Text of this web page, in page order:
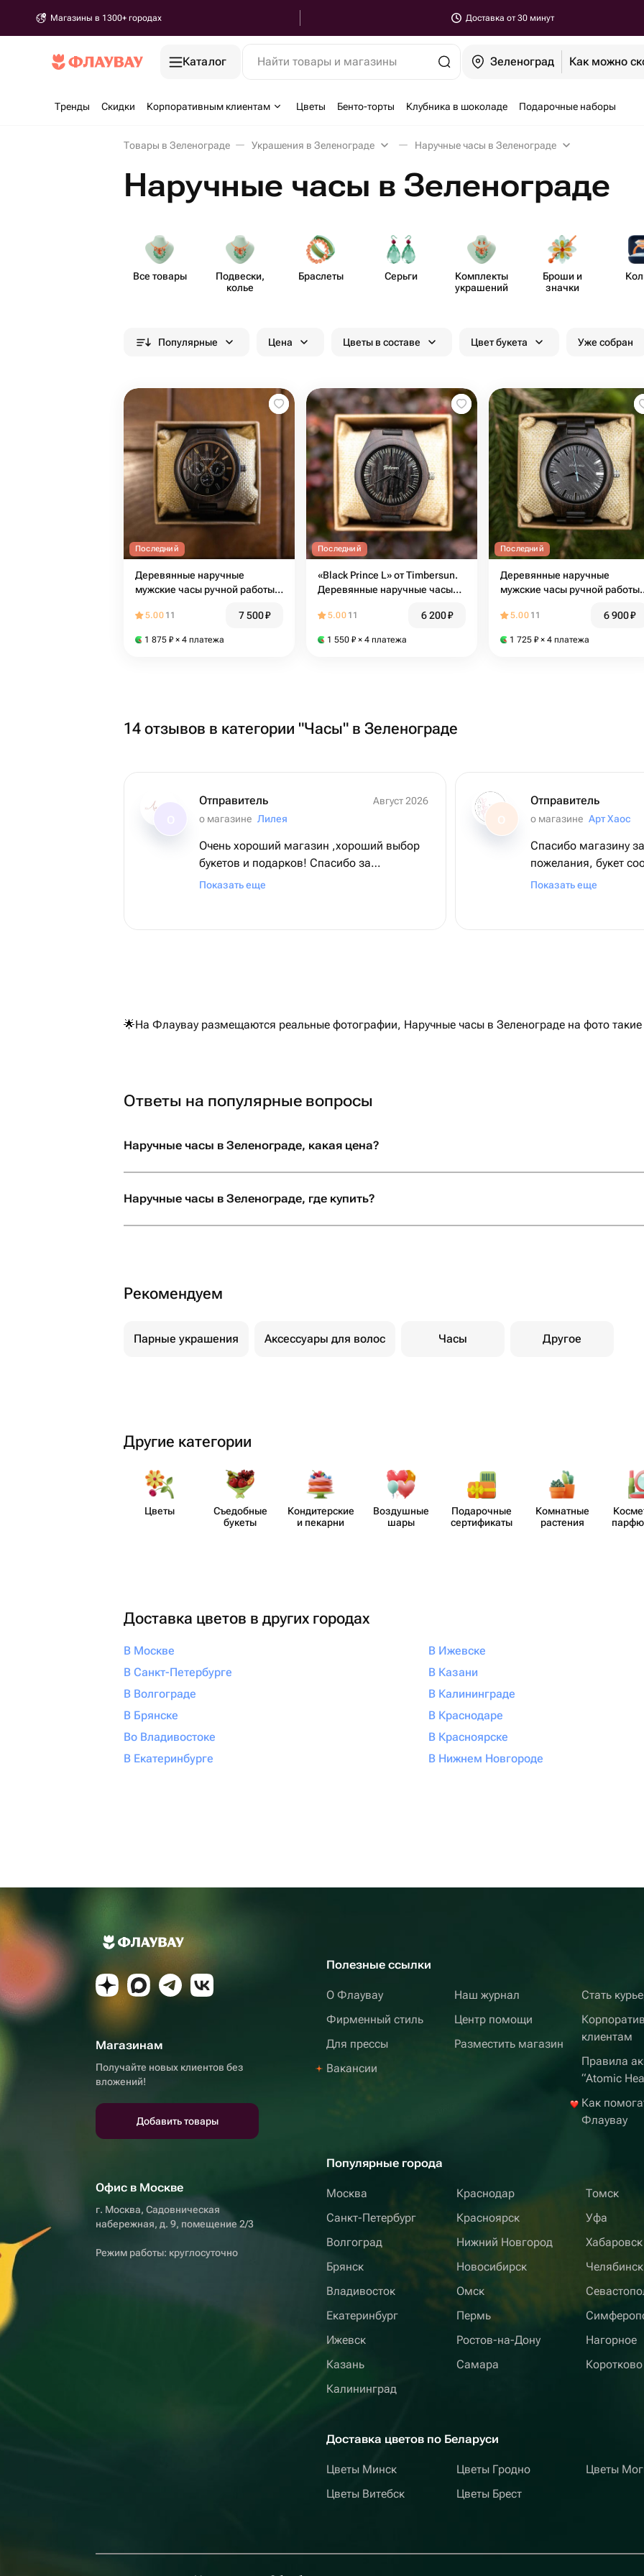
Магазины в 1300+ городах Доставка от 30 минут
Каталог Найти товары и магазины Зеленоград Как можно
Тренды Скидки Корпоративным клиентам Цветы Бенто-торты Клубника в шоколаде Подарочные наборы
Товары в Зеленограде Украшения в Зеленограде Наручные часы в Зеленограде
Наручные часы в Зеленограде
Все товары
Подвески,
колье
Браслеты Серьги
Комплекты
украшений
Броши и
значки
Популярные Цена Цветы в составе Цвет букета Уже собран
Последний
Деревянные наручные
мужские часы ручной работы
5.00 11 7 500₽
1 875 ₽ × 4 платежа
Последний
«Black Prince L» от Timbersun.
Деревянные наручные часы
5.00 11 6 200₽
1 550 ₽ × 4 платежа
Последний
Деревянные наручные
мужские часы ручной работы
5.00 11 6 900₽
1 725 ₽ × 4 платежа
14 отзывов в категории "Часы" в Зеленограде
Отправитель
Август 2026
о магазине Лилея
Очень хороший магазин ,хороший выбор
букетов и подарков! Спасибо за
прекрасный букет!
Показать еще
О
Отправитель
о магазине Арт Хаос
Спасибо магазину
пожелания, букет
заявленному.Буду
Показать еще
🌟На Флаувау размещаются реальные фотографии, Наручные часы в Зеленограде на фото
Ответы на популярные вопросы
Наручные часы в Зеленограде, какая цена?
Наручные часы в Зеленограде, где купить?
Рекомендуем
Парные украшения Аксессуары для волос Часы Другое
Другие категории
Цветы
Съедобные
букеты
Кондит​ерские
и пекарни
Воздушные
шары
Пода​рочные
серти​фикаты
Комнатные
растения
Доставка цветов в других городах
В Москве
В Санкт-Петербурге
В Волгограде
В Брянске
Во Владивостоке
В Екатеринбурге
В Ижевске
В Казани
В Калининграде
В Краснодаре
В Красноярске
В Нижнем Новгороде
Магазинам
Получайте новых клиентов без
вложений!
Добавить товары
Офис в Москве
г. Москва, Садовническая
набережная, д. 9, помещение 2/3
Режим работы: круглосуточно
Полезные ссылки
О Флаувау
Фирменный стиль
Для прессы
Вакансии
Наш журнал
Центр помощи
Разместить магазин
Стать
клиентам
Правила
“Atomic
Как
Флаувау
Популярные города
Москва
Санкт-Петербург
Волгоград
Брянск
Владивосток
Екатеринбург
Ижевск
Казань
Калининград
Краснодар
Красноярск
Нижний Новгород
Новосибирск
Омск
Пермь
Ростов-на-Дону
Самара
Томск
Уфа
Хабаровск
Челябинск
Нагорное
Коротково
Доставка цветов по Беларуси
Цветы Минск
Цветы Витебск
Цветы Гродно
Цветы Брест
Цветы